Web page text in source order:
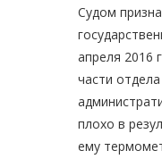
Судом
апреля 2016
части
плохо в
ему